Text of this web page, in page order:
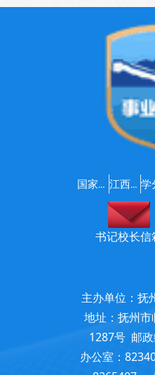
主办单位：抚
地址：抚州
1287号 邮
办公室：
国家开放大学 江西开放大学
书记校长信